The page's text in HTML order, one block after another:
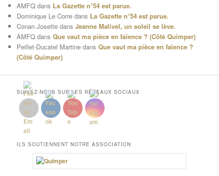
AMFQ dans La Gazette n°54 est parue.
Dominique Le Corre dans La Gazette n°54 est parue.
Conan Josette dansJeanne Malivel, un soleil se lève.
AMFQ dansQue vaut ma pièce en faïence ? (Côté Quimper)
Peillet-Ducatel Martine dansQue vaut ma pièce en faïence ?
(Côté Quimper)
SUIVEZ-NOUS SUR LES RÉSEAUX SOCIAUX
ILS SOUTIENNENT NOTRE ASSOCIATION